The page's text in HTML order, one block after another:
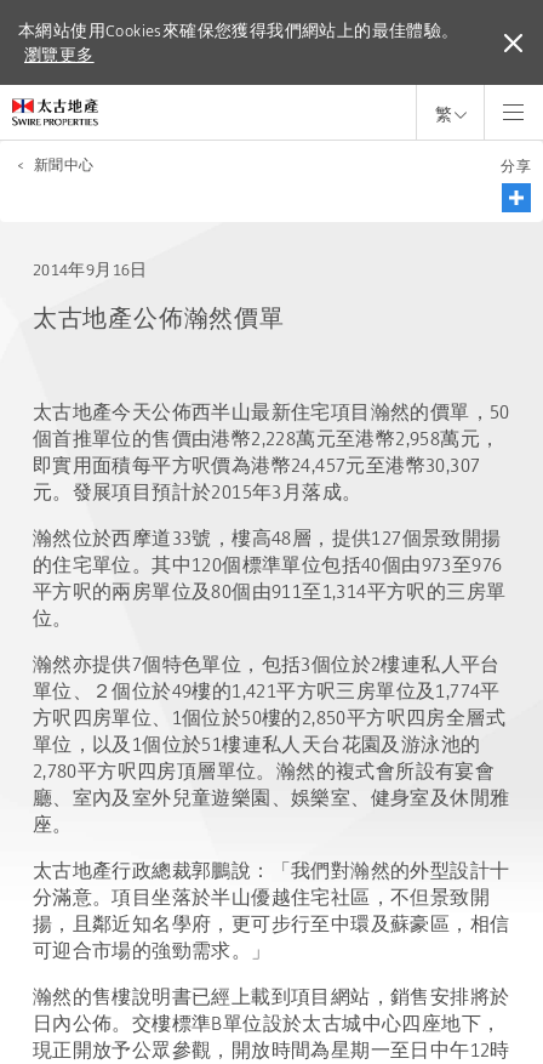
本網站使用Cookies來確保您獲得我們網站上的最佳體驗。
瀏覽更多
本網站使用Cookies來確保您獲得我們網站上的最佳體驗。
瀏覽更多
繁
< 新聞中心 分享
2014年9月16日
太古地產公佈瀚然價單
太古地產今天公佈西半山最新住宅項目瀚然的價單，50
個首推單位的售價由港幣2,228萬元至港幣2,958萬元，
即實用面積每平方呎價為港幣24,457元至港幣30,307
元。發展項目預計於2015年3月落成。
瀚然位於西摩道33號，樓高48層，提供127個景致開揚
的住宅單位。其中120個標準單位包括40個由973至976
平方呎的兩房單位及80個由911至1,314平方呎的三房單
位。
瀚然亦提供7個特色單位，包括3個位於2樓連私人平台
單位、２個位於49樓的1,421平方呎三房單位及1,774平
方呎四房單位、1個位於50樓的2,850平方呎四房全層式
單位，以及1個位於51樓連私人天台花園及游泳池的
2,780平方呎四房頂層單位。瀚然的複式會所設有宴會
廳、室內及室外兒童遊樂園、娛樂室、健身室及休閒雅
座。
太古地產行政總裁郭鵬說：「我們對瀚然的外型設計十
分滿意。項目坐落於半山優越住宅社區，不但景致開
揚，且鄰近知名學府，更可步行至中環及蘇豪區，相信
可迎合市場的強勁需求。」
瀚然的售樓說明書已經上載到項目網站，銷售安排將於
日內公佈。交樓標準B單位設於太古城中心四座地下，
現正開放予公眾參觀，開放時間為星期一至日中午12時